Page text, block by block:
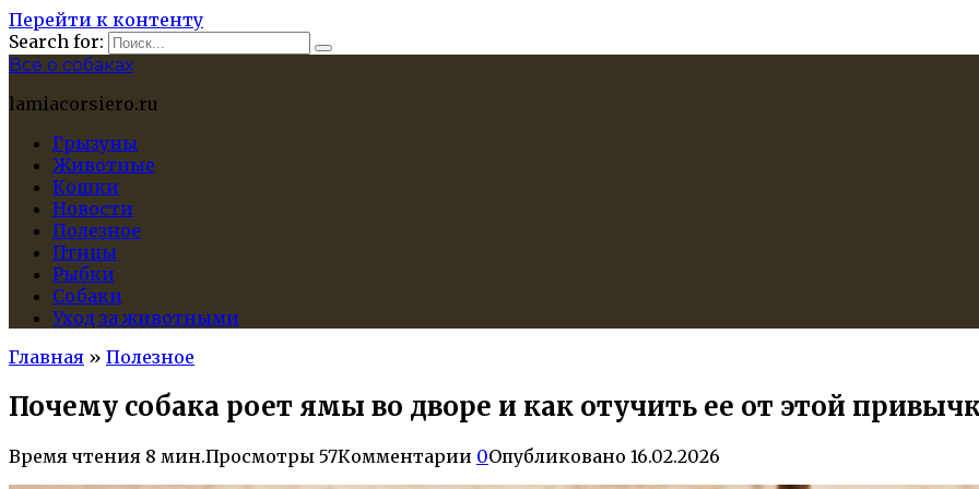
Перейти к контенту
Search for:
Все о собаках
lamiacorsiero.ru
Грызуны
Животные
Кошки
Новости
Полезное
Птицы
Рыбки
Собаки
Уход за животными
Главная » Полезное
Почему собака роет ямы во дворе и как отучить ее от этой
Время чтения 8 мин.Просмотры 57Комментарии 0Опубликовано 16.02.2026